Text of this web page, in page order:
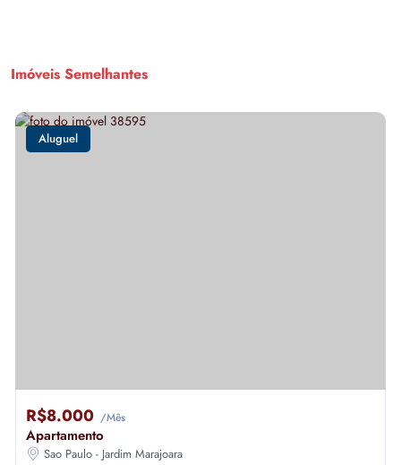
Imóveis Semelhantes
Aluguel
R$8.000 /Mês
Apartamento
Sao Paulo - Jardim Marajoara